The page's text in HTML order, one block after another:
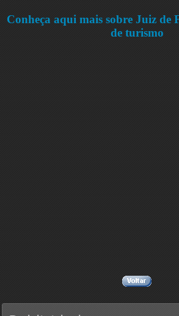
Conheça aqui mais sobre Juiz de
de turismo